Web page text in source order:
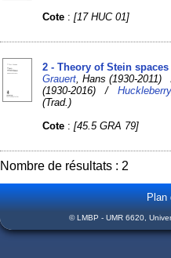
Cote :[17 HUC 01]
2 - Theory of Stein spaces
Grauert , Hans (1930-
(1930-2016) /Huckleberry
(Trad.)
Cote :[45.5 GRA 79]
Nombre de résultats : 2
Plan
© LMBP - UMR 6620,